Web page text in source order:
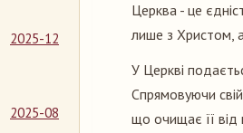
2025-12
2025-08
Церква - це
лише з Христом,
У Церкві
Спрямовуючи
що очищає її від